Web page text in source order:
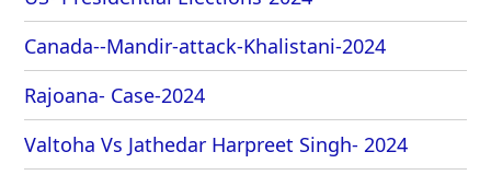
Canada--Mandir-attack-Khalistani-2024
Rajoana- Case-2024
Valtoha Vs Jathedar Harpreet Singh- 2024